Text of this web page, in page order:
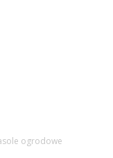
ogrodowe